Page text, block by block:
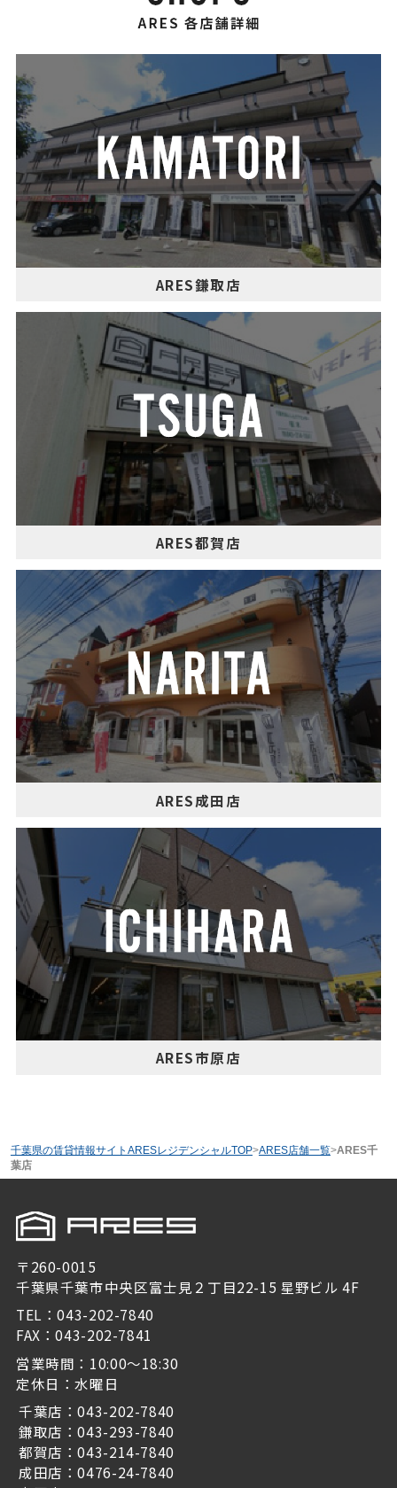
ARES鎌取店
ARES都賀店
ARES成田店
ARES市原店
千葉県の賃貸情報サイトARESレジデンシャルTOP>ARES店舗一覧>ARES千
葉店
〒260-0015
千葉県千葉市中央区富士見２丁目22-15 星野ビル 4F
TEL：043-202-7840
FAX：043-202-7841
営業時間：10:00～18:30
定休日：水曜日
千葉店：043-202-7840
鎌取店：043-293-7840
都賀店：043-214-7840
成田店：0476-24-7840